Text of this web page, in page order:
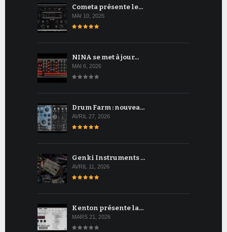
Cometa présente le…
MAI 10, 2026
NINA se met à jour…
MAI 6, 2026
Drum Farm : nouvea…
AVRIL 27, 2026
Genki Instruments …
AVRIL 11, 2026
Kenton présente la…
MARS 21, 2026